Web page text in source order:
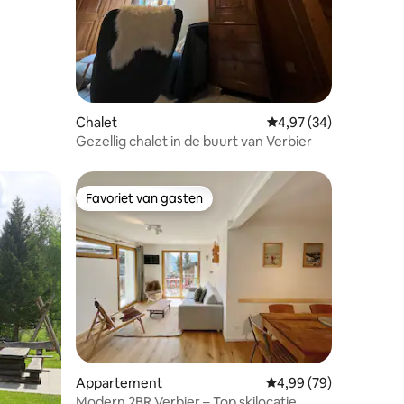
Chalet Gemiddelde
4,97 (34)
Gezellig chalet in de buurt van Verbier
Favoriet van gasten
Favoriet van gasten
Appartement Gemiddelde
4,99 (79)